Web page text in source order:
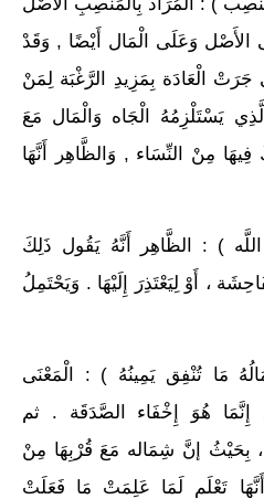
وَعَلَى الْمَال أَيْضًا , وَقَدْ
الْعَادَة بِمَزِيدِ الرَّغْبَة لِمَنْ
يَسْتَلْزِمُهُ الْجَاه وَالْمَال مَعَ
مِنْ النِّسَاء , وَالظَّاهِر أَنَّهَا
) : الظَّاهِر أَنَّهُ يَقُول ذَلِكَ
، أَوْ لِيَعْتَذِرَ إِلَيْهَا . وَيَحْتَمِلُ
مَا تُنْفِق يَمِينُهُ ) : الْمَعْنَى
هُوَ إِخْفَاء الصَّدَقَة . ثم
، بِحَيْثُ إنَّ شِمَاله مَعَ قُرْبِهَا مِنْ
أَنَّهَا تَعْلَم لَمَا عَلِمَتْ مَا فَعَلَتْ